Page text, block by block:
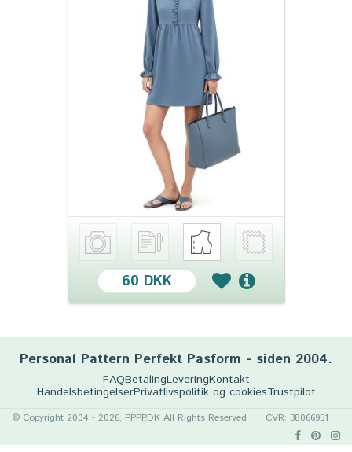
60 DKK
Personal Pattern Perfekt Pasform - siden 2004.
FAQBetalingLeveringKontakt
HandelsbetingelserPrivatlivspolitik og cookiesTrustpilot
© Copyright 2004 - 2026, PPPP.DK All Rights Reserved CVR: 38066951